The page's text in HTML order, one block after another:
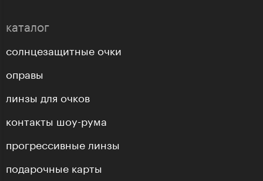
каталог
солнцезащитные очки
оправы
линзы для очков
контакты шоу-рума
прогрессивные линзы
подарочные карты